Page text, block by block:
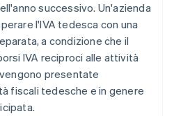
successivo. Un'azienda
l'IVA tedesca con una
a condizione che il
IVA reciproci alle attività
presentate
fiscali tedesche e in genere